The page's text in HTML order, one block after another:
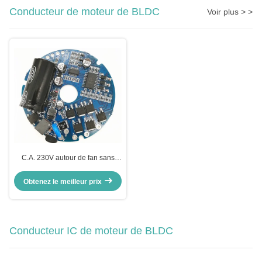
Conducteur de moteur de BLDC Voir plus > >
C.A. 230V autour de fan sans
Flow de conducteur de moteur de
BLDC
Obtenez le meilleur prix
Conducteur IC de moteur de BLDC